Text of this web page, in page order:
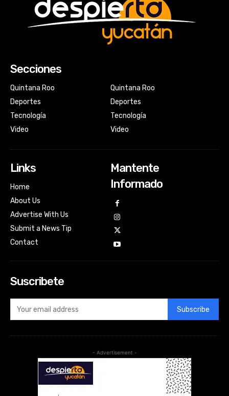
Secciones
Quintana Roo
Deportes
Tecnología
Video
Quintana Roo
Deportes
Tecnología
Video
Links
Home
About Us
Advertise With Us
Submit a News Tip
Contact
Mantente
Informado
Suscribete
Subscribe
- Advertisement -